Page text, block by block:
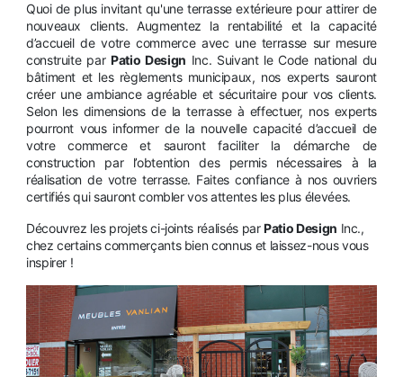
Quoi de plus invitant qu'une terrasse extérieure pour attirer de
nouveaux clients. Augmentez la rentabilité et la capacité
d’accueil de votre commerce avec une terrasse sur mesure
construite par Patio Design Inc. Suivant le Code national du
bâtiment et les règlements municipaux, nos experts sauront
créer une ambiance agréable et sécuritaire pour vos clients.
Selon les dimensions de la terrasse à effectuer, nos experts
pourront vous informer de la nouvelle capacité d’accueil de
votre commerce et sauront faciliter la démarche de
construction par l’obtention des permis nécessaires à la
réalisation de votre terrasse. Faites confiance à nos ouvriers
certifiés qui sauront combler vos attentes les plus élevées.
Découvrez les projets ci-joints réalisés parPatio Design Inc.,
chez certains commerçants bien connus et laissez-nous vous
inspirer !